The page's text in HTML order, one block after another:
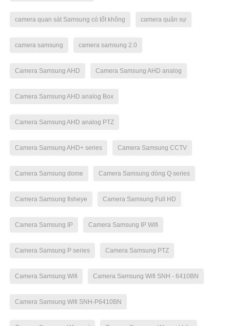
camera quan sát Samsung có tốt không camera quân sự
camera samsung camera samsung 2.0
Camera Samsung AHD Camera Samsung AHD analog
Camera Samsung AHD analog Box
Camera Samsung AHD analog PTZ
Camera Samsung AHD+ series Camera Samsung CCTV
Camera Samsung dome Camera Samsung dòng Q series
Camera Samsung fisheye Camera Samsung Full HD
Camera Samsung IP Camera Samsung IP Wifi
Camera Samsung P series Camera Samsung PTZ
Camera Samsung Wifi Camera Samsung Wifi SNH - 6410BN
Camera Samsung Wifi SNH-P6410BN